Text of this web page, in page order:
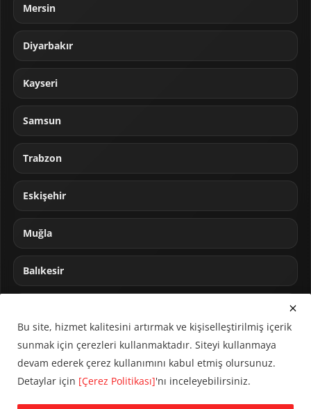
Mersin
Diyarbakır
Kayseri
Samsun
Trabzon
Eskişehir
Muğla
Balıkesir
Bu site, hizmet kalitesini artırmak ve kişiselleştirilmiş içerik
sunmak için çerezleri kullanmaktadır. Siteyi kullanmaya
devam ederek çerez kullanımını kabul etmiş olursunuz.
Detaylar için [Çerez Politikası]'nı inceleyebilirsiniz.